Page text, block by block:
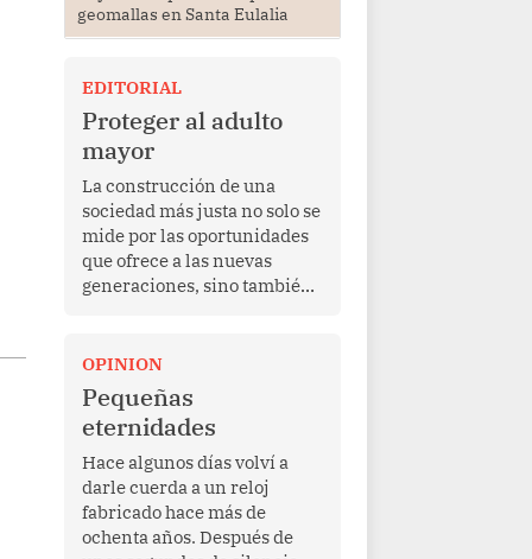
geomallas en Santa Eulalia
EDITORIAL
Proteger al adulto
mayor
La construcción de una
sociedad más justa no solo se
mide por las oportunidades
que ofrece a las nuevas
generaciones, sino también
de una vida de esfuerzo y
trabajo, afrontan la vejez en
condiciones de
vulnerabilidad. El anuncio
formulado por la presidenta
de la república, Keiko
Fujimori, de incrementar de
350 a 700 soles bimestrales
OPINION
Pequeñas
eternidades
Hace algunos días volví a
darle cuerda a un reloj
fabricado hace más de
ochenta años. Después de